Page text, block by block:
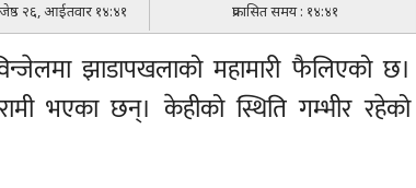
जेष्ठ २६, आईतवार १४:४१ प्रकासित समय : १४:४१
झाडापखलाको महामारी फैलिएको छ।
भएका छन्। केहीको स्थिति गम्भीर रहेको